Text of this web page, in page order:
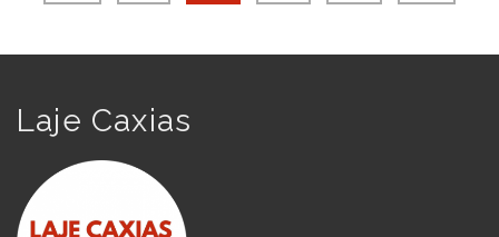
de
posts
Laje Caxias